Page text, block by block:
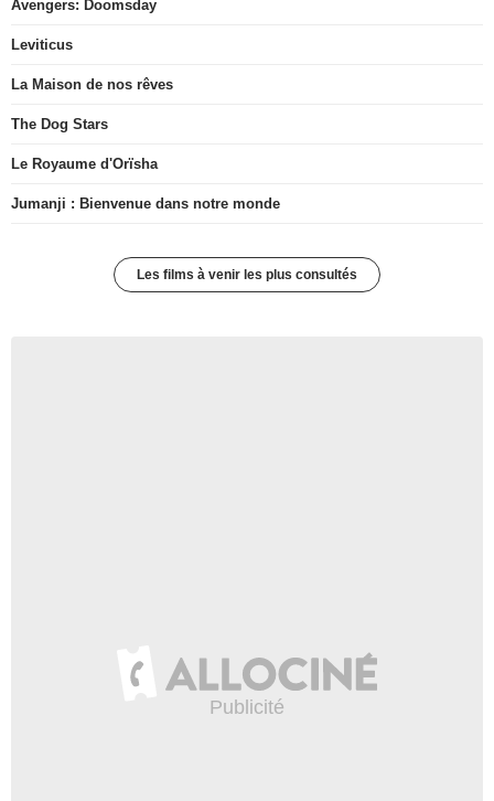
Avengers: Doomsday
Leviticus
La Maison de nos rêves
The Dog Stars
Le Royaume d'Orïsha
Jumanji : Bienvenue dans notre monde
Les films à venir les plus consultés